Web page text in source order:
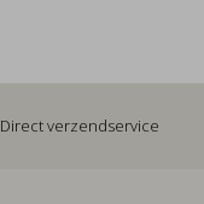
Direct verzendservice